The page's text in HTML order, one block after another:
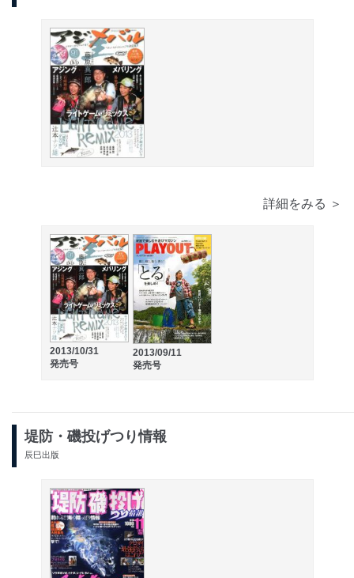
詳細をみる ＞
2013/10/31
発売号
2013/09/11
発売号
堤防・磯投げつり情報
辰巳出版